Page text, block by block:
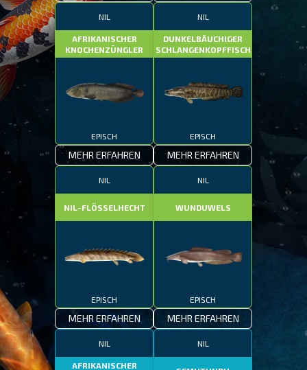
NIL
AFRIKANISCHER
KNOCHENZÜNGLER
EPISCH
MEHR ERFAHREN
NIL
DUNKELBÄUCHIGER
SCHLANGENKOPFFISCH
EPISCH
MEHR ERFAHREN
NIL
NIL-FLÖSSELHECHT
EPISCH
MEHR ERFAHREN
NIL
WUNDUWELS
EPISCH
MEHR ERFAHREN
NIL
AFRIKANISCHER
NIL